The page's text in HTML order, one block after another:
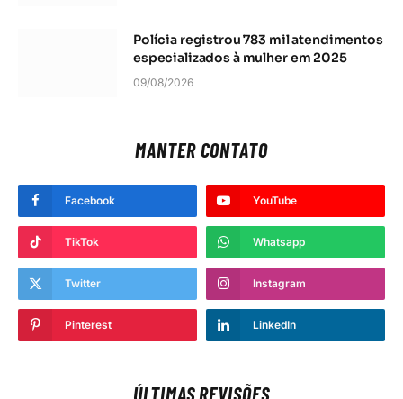
Polícia registrou 783 mil atendimentos
especializados à mulher em 2025
09/08/2026
MANTER CONTATO
Facebook YouTube
TikTok Whatsapp
Twitter Instagram
Pinterest LinkedIn
ÚLTIMAS REVISÕES